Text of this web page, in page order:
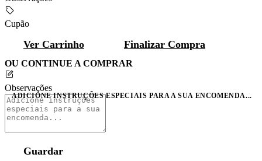
Cupão
Ver Carrinho Finalizar Compra
OU CONTINUE A COMPRAR
Observações
ADICIONE INSTRUÇÕES ESPECIAIS PARA A SUA ENCOMENDA...
Guardar